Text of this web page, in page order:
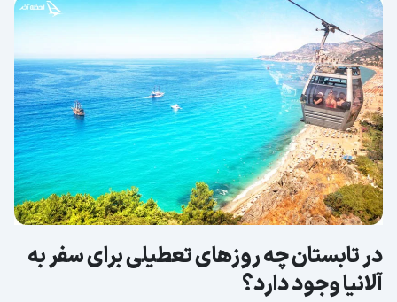
در تابستان چه روزهای تعطیلی برای سفر به
آلانیا وجود دارد؟